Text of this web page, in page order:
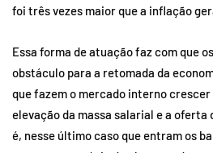
foi três vezes maior que a inflação
Essa forma de atuação faz com que
obstáculo para a retomada da
que fazem o mercado interno crescer
elevação da massa salarial e a oferta
é, nesse último caso que entram os